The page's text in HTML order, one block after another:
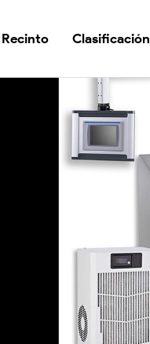
Recinto Clasificación